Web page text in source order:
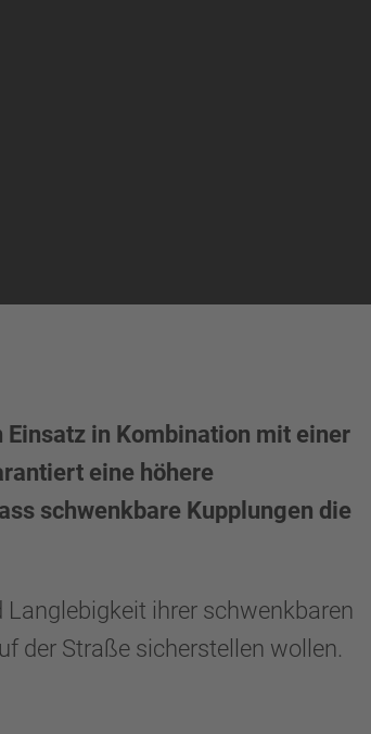
in Kombination mit einer
eine höhere
schwenkbare Kupplungen die
ihrer schwenkbaren
der Straße sicherstellen wollen.